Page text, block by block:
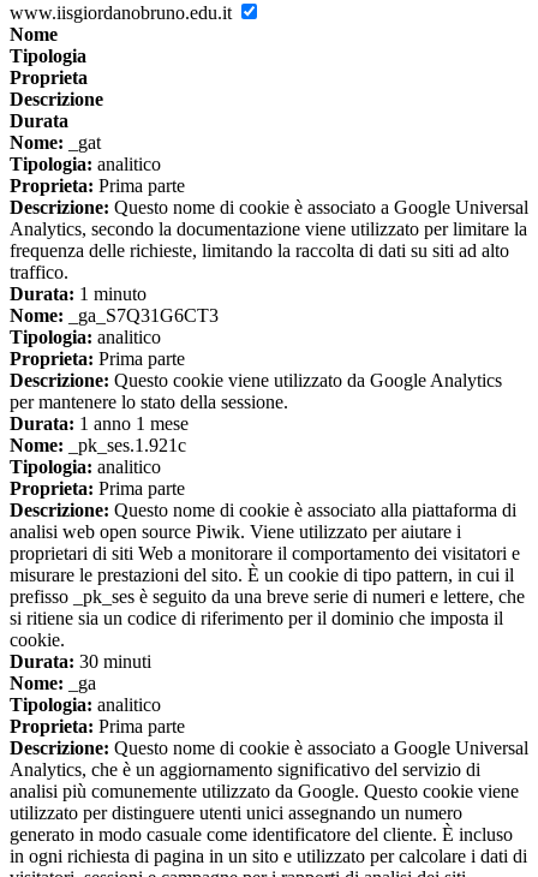
www.iisgiordanobruno.edu.it
Nome
Tipologia
Proprieta
Descrizione
Durata
Nome: _gat
Tipologia: analitico
Proprieta: Prima parte
Descrizione: Questo nome di cookie è associato a Google Universal
Analytics, secondo la documentazione viene utilizzato per limitare la
frequenza delle richieste, limitando la raccolta di dati su siti ad alto
traffico.
Durata: 1 minuto
Nome: _ga_S7Q31G6CT3
Tipologia: analitico
Proprieta: Prima parte
Descrizione: Questo cookie viene utilizzato da Google Analytics
per mantenere lo stato della sessione.
Durata: 1 anno 1 mese
Nome: _pk_ses.1.921c
Tipologia: analitico
Proprieta: Prima parte
Descrizione: Questo nome di cookie è associato alla piattaforma di
analisi web open source Piwik. Viene utilizzato per aiutare i
proprietari di siti Web a monitorare il comportamento dei visitatori e
misurare le prestazioni del sito. È un cookie di tipo pattern, in cui il
prefisso _pk_ses è seguito da una breve serie di numeri e lettere, che
si ritiene sia un codice di riferimento per il dominio che imposta il
cookie.
Durata: 30 minuti
Nome: _ga
Tipologia: analitico
Proprieta: Prima parte
Descrizione: Questo nome di cookie è associato a Google Universal
Analytics, che è un aggiornamento significativo del servizio di
analisi più comunemente utilizzato da Google. Questo cookie viene
utilizzato per distinguere utenti unici assegnando un numero
generato in modo casuale come identificatore del cliente. È incluso
in ogni richiesta di pagina in un sito e utilizzato per calcolare i dati di